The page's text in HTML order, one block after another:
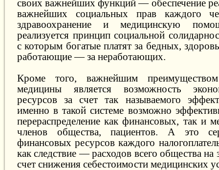
своих важнейших функций — обеспечение
важнейших социальных прав каждого
здравоохранение и медицинскую
реализуется принцип социальной
с которым богатые платят за бедных,
работающие — за неработающих.
Кроме того, важнейшим преимуществом
медицины является возможность
ресурсов за счет так называемого
именно в такой системе возможно
перераспределение как финансовых, так и
членов общества, пациентов. А это
финансовых ресурсов каждого
как следствие — расходов всего общества на
счет снижения себестоимости медицинских